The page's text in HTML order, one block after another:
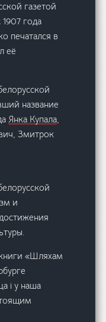
газетой
года
печатался в
её
название
Янка Купала,
Змитрок
и
«Шляхам
i у наша